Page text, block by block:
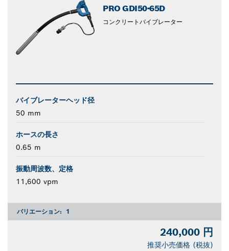
PRO GDI50-65D
コンクリートバイブレーター
バイブレーターヘッド径
50 mm
ホースの長さ
0.65 m
振動周波数、定格
11,600 vpm
バリエーション: 1
240,000 円
推奨小売価格 (税抜)